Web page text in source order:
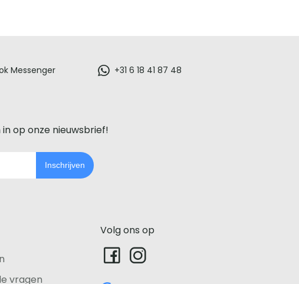
Messenger +31 6 18 41 87 48
op onze nieuwsbrief!
Inschrijven
vragen
Volg ons op